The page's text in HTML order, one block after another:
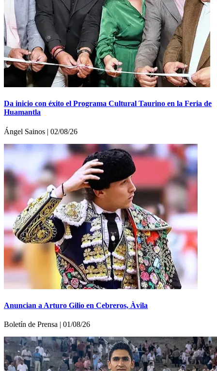
Da inicio con éxito el Programa Cultural Taurino en la Feria de
Huamantla
Ángel Sainos | 02/08/26
Anuncian a Arturo Gilio en Cebreros, Àvila
Boletí­n de Prensa | 01/08/26